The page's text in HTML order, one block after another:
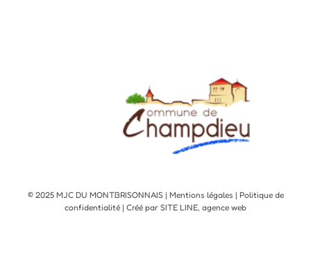
© 2025 MJC DU MONTBRISONNAIS | Mentions légales | Politique de
confidentialité | Créé par SITE LINE, agence web